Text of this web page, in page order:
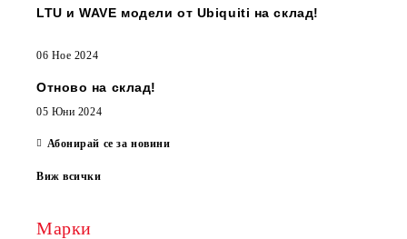
LTU и WAVE модели от Ubiquiti на склад!
06 Ное 2024
Отново на склад!
05 Юни 2024
Абонирай се за новини
Виж всички
Марки